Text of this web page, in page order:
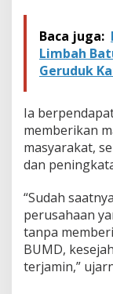
Baca juga:
Limbah
Geruduk
Ia
memberikan
masyarakat,
dan
“Sudah
perusahaan
tanpa
BUMD,
terjamin,”